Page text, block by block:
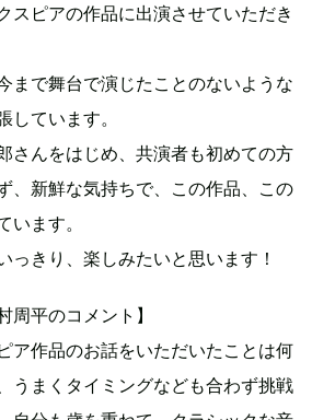
スピアの作品に出演させていただき
まで舞台で演じたことのないような
しています。
さんをはじめ、共演者も初めての方
、新鮮な気持ちで、この作品、この
います。
っきり、楽しみたいと思います！
周平のコメント】
ア作品のお話をいただいたことは何
うまくタイミングなども合わず挑戦